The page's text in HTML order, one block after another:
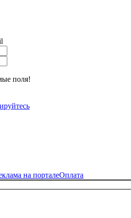
поля!
на порталеОплата